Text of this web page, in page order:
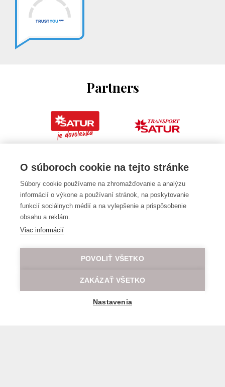
Partners
O súboroch cookie na tejto stránke
Súbory cookie používame na zhromažďovanie a analýzu
informácií o výkone a používaní stránok, na poskytovanie
funkcií sociálnych médií a na vylepšenie a prispôsobenie
obsahu a reklám.
Viac informácií
POVOLIŤ VŠETKO
ZAKÁZAŤ VŠETKO
Nastavenia